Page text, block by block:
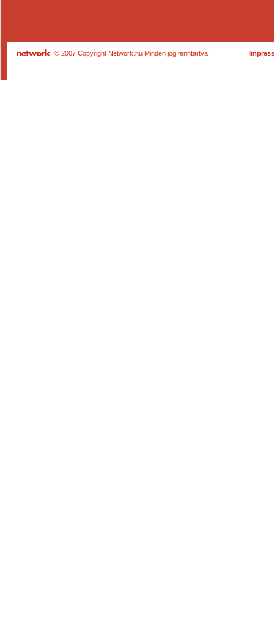
© 2007 Copyright Network.hu Minden jog fenntartva.